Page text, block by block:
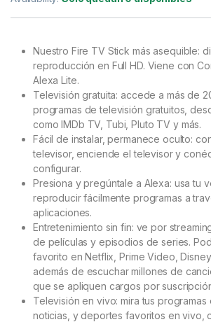
Nuestro Fire TV Stick más asequible:
reproducción en Full HD. Viene con
Alexa Lite.
Televisión gratuita: accede a más de
programas de televisión gratuitos,
como IMDb TV, Tubi, Pluto TV y más.
Fácil de instalar, permanece oculto:
televisor, enciende el televisor y
configurar.
Presiona y pregúntale a Alexa: usa tu
reproducir fácilmente programas a
aplicaciones.
Entretenimiento sin fin: ve por
de películas y episodios de series.
favorito en Netflix, Prime Video,
además de escuchar millones de
que se apliquen cargos por
Televisión en vivo: mira tus programas
noticias, y deportes favoritos en vivo,